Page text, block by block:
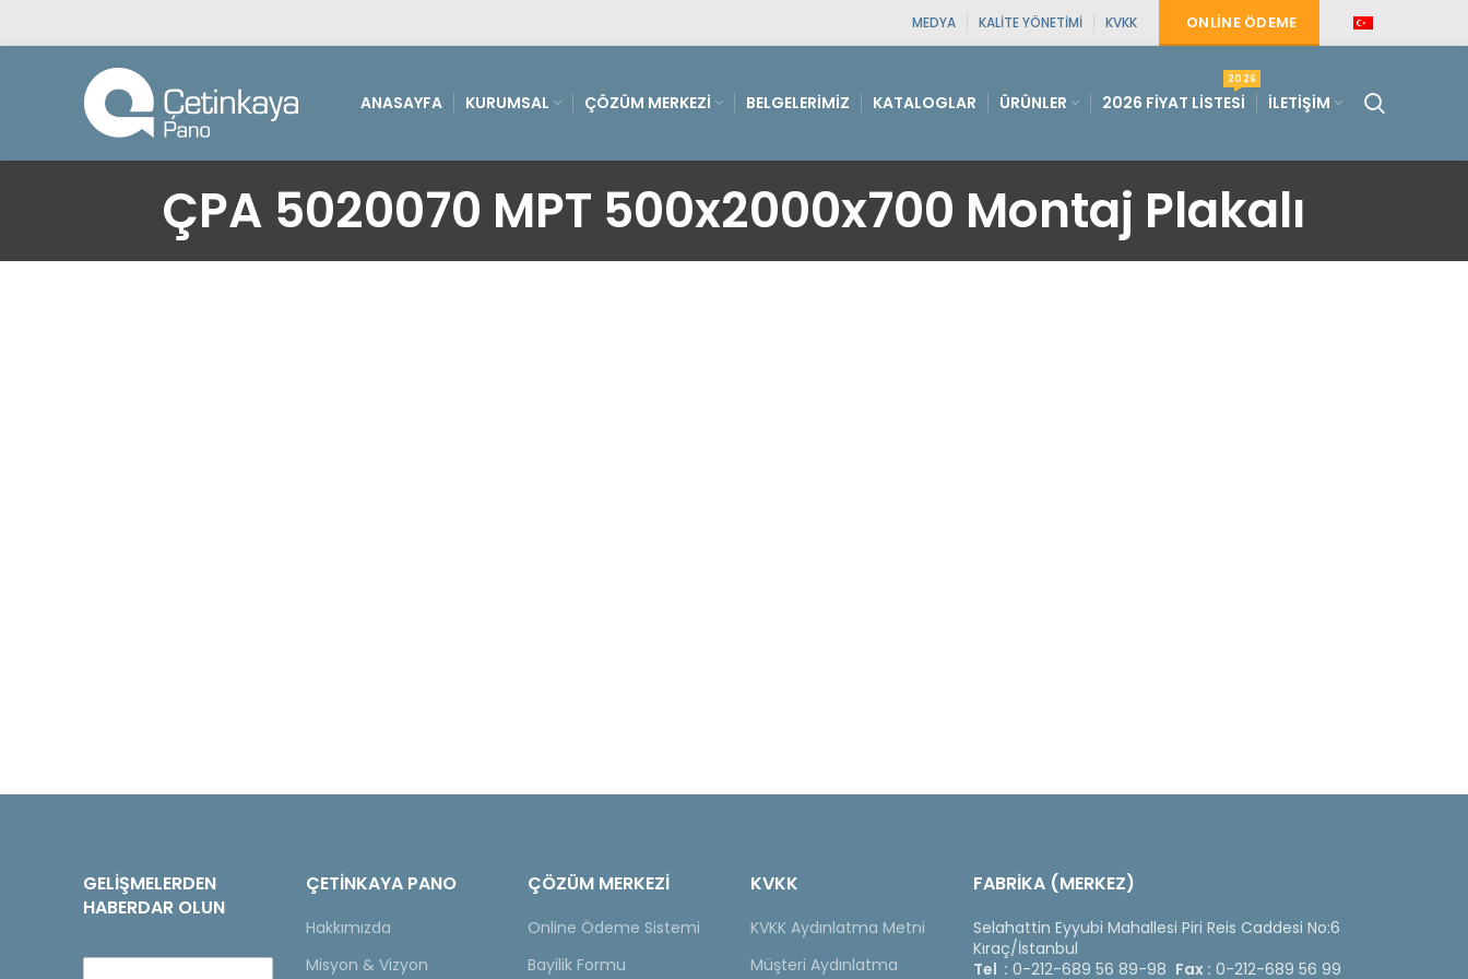
MEDYA KALITE YÖNETIMI KVKK ONLINE ÖDEME
ANASAYFA KURUMSAL ÇÖZÜM MERKEZI BELGELERIMIZ KATALOGLAR ÜRÜNLER 2026 FIYAT LISTESI
2026
İLETIŞIM
ÇPA 5020070 MPT 500x2000x700 Montaj Plakalı
GELIŞMELERDEN
HABERDAR OLUN
ÇETINKAYA PANO
Hakkımızda
Misyon & Vizyon
ÇÖZÜM MERKEZİ
Online Ödeme Sistemi
Bayilik Formu
KVKK
KVKK Aydınlatma Metni
Müşteri Aydınlatma
FABRİKA (MERKEZ)
Selahattin Eyyubi Mahallesi Piri Reis Caddesi No:6
Kıraç/İstanbul
Tel : 0-212-689 56 89-98 Fax : 0-212-689 56 99